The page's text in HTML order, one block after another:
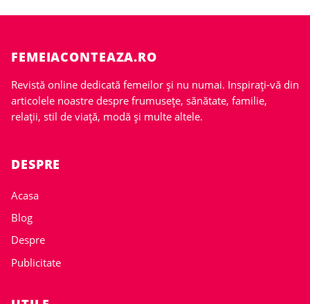
FEMEIACONTEAZA.RO
Revistă online dedicată femeilor și nu numai. Inspirați-vă din
articolele noastre despre frumusețe, sănătate, familie,
relații, stil de viață, modă și multe altele.
DESPRE
Acasa
Blog
Despre
Publicitate